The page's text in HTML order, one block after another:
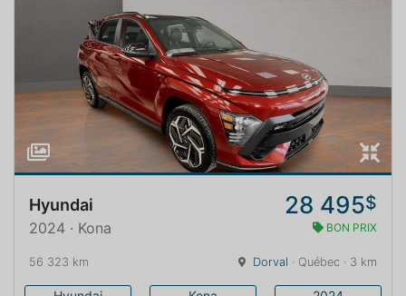
Hyundai 28 495$
2024 · Kona BON PRIX
56 323 km Dorval · Québec · 3 km